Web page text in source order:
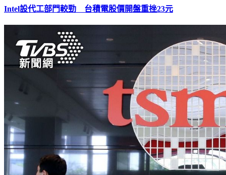
Intel設代工部門較勁 台積電股價開盤重挫23元